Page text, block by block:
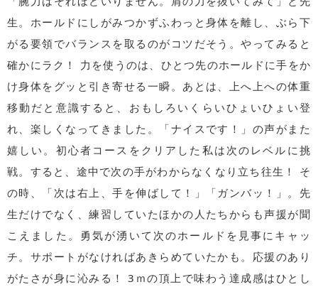
生。ホールドにしがみつかずふわっと身体を離し、ぶら下
がる要領でバランスを取るのがコツだそう。やってみると
確かにラク！ 力を使うのは、ひとつ先のホールドに手をか
け身体をグッと引き寄せる一瞬。あとは、上へ上への体重
移動だと意識すると、おもしろいくらいひょいひょい登
れ、楽しくなってきました。「ナイスです！」の声がまた
嬉しい。初心者コースをクリアした私は次のレベルに挑
戦。すると、途中で次の手がわからなくなり立ち往生！ そ
の時、「次は右上、手を伸ばして！」「ガンバッ！」。先
生だけでなく、練習していたほかの人たちからも声援が聞
こえました。勇気が湧いて次のホールドを見事にキャッ
チ。サポートがなければあきらめていたかも。応援のあり
がたさが身に沁みる！ 3ｍの頂上で味わう達成感はひとし